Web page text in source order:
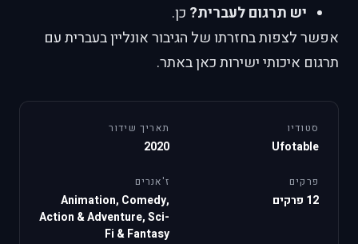
יש תרגום לעברית? כן.
אפשר לצפות בחזרתו של הגיבור אונליין בעברית עם
תרגום איכותי ישירות כאן באתר.
סטודיו
Ufotable
תאריך שידור
2020
פרקים
12 פרקים
ז'אנרים
Animation, Comedy,
Action & Adventure, Sci-
Fi & Fantasy